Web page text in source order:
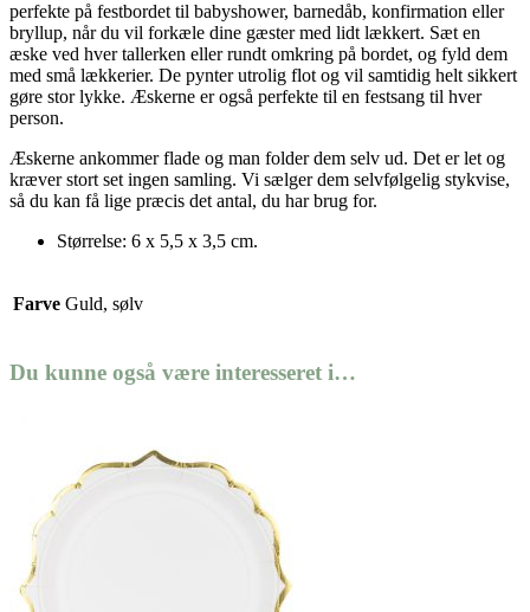
perfekte på festbordet til babyshower, barnedåb, konfirmation eller
bryllup, når du vil forkæle dine gæster med lidt lækkert. Sæt en
æske ved hver tallerken eller rundt omkring på bordet, og fyld dem
med små lækkerier. De pynter utrolig flot og vil samtidig helt sikkert
gøre stor lykke. Æskerne er også perfekte til en festsang til hver
person.
Æskerne ankommer flade og man folder dem selv ud. Det er let og
kræver stort set ingen samling. Vi sælger dem selvfølgelig stykvise,
så du kan få lige præcis det antal, du har brug for.
Størrelse: 6 x 5,5 x 3,5 cm.
Farve Guld, sølv
Du kunne også være interesseret i…